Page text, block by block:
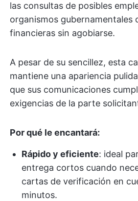
las consultas de posibles
organismos gubernamentales
financieras sin agobiarse.
A pesar de su sencillez, esta
mantiene una apariencia
que sus comunicaciones
exigencias de la parte
Por qué le encantará:
Rápido y eficiente: ideal
entrega cortos cuando
cartas de verificación en
minutos.